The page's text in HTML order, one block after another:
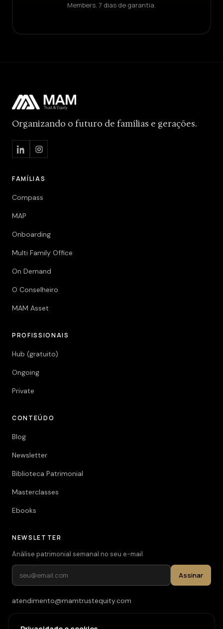
Members. 7 dias de garantia.
Organizando o futuro de famílias e gerações.
FAMÍLIAS
Compass
MAP
Onboarding
Multi Family Office
On Demand
O Conselheiro
MAM Asset
PROFISSIONAIS
Hub (gratuito)
Ongoing
Private
CONTEÚDO
Blog
Newsletter
Biblioteca Patrimonial
Masterclasses
Ebooks
NEWSLETTER
Análise patrimonial semanal no seu e-mail
Assinar
atendimento@mamtrustequity.com